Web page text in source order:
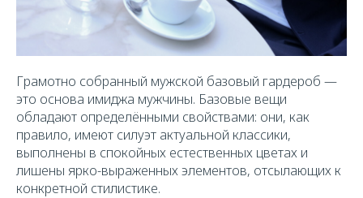
Грамотно собранный мужской базовый гардероб —
это основа имиджа мужчины. Базовые вещи
обладают определёнными свойствами: они, как
правило, имеют силуэт актуальной классики,
выполнены в спокойных естественных цветах и
лишены ярко-выраженных элементов, отсылающих к
конкретной стилистике.